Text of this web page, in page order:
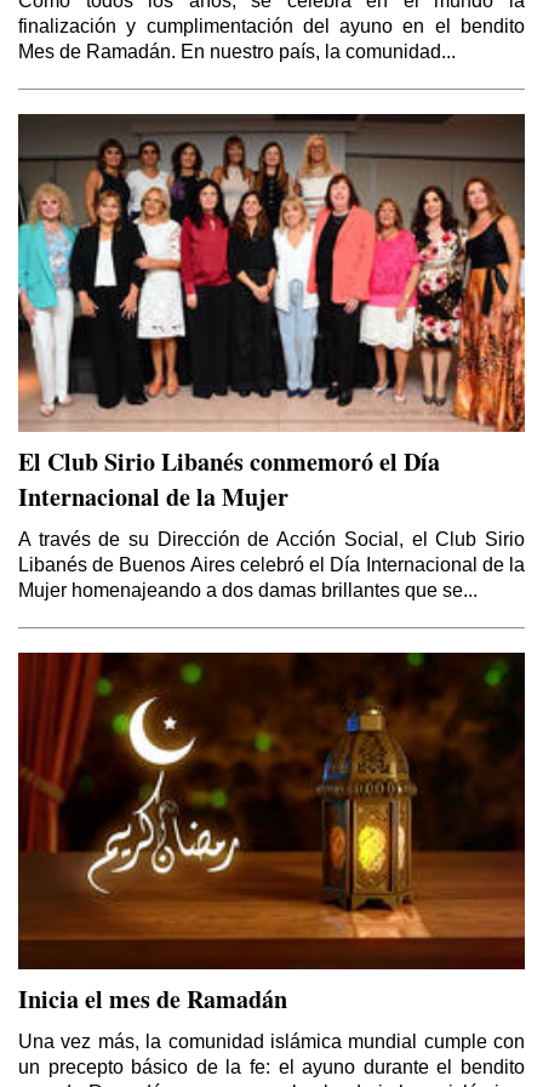
finalización y cumplimentación del ayuno en el bendito
Mes de Ramadán. En nuestro país, la comunidad...
El Club Sirio Libanés conmemoró el Día
Internacional de la Mujer
A través de su Dirección de Acción Social, el Club Sirio
Libanés de Buenos Aires celebró el Día Internacional de la
Mujer homenajeando a dos damas brillantes que se...
Inicia el mes de Ramadán
Una vez más, la comunidad islámica mundial cumple con
un precepto básico de la fe: el ayuno durante el bendito
El Kurdistán y el Califato
Por Thierry Meyssan
Sirio – Libanés
Por Yaoudat Brahim
Esa Noche Tan Larga
Por Samir Kozali
El Papa en Tierra Santa
Por Yaoudat Brahim
Una voz en el desierto?
La doble moral de Israel
Por Gideon Levy